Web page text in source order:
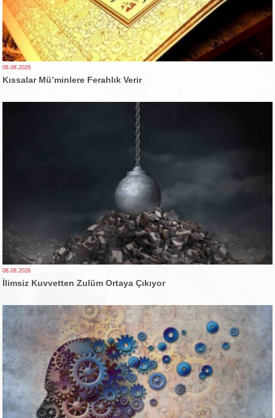
08.08.2026
Kıssalar Mü’minlere Ferahlık Verir
08.08.2026
İlimsiz Kuvvetten Zulüm Ortaya Çıkıyor